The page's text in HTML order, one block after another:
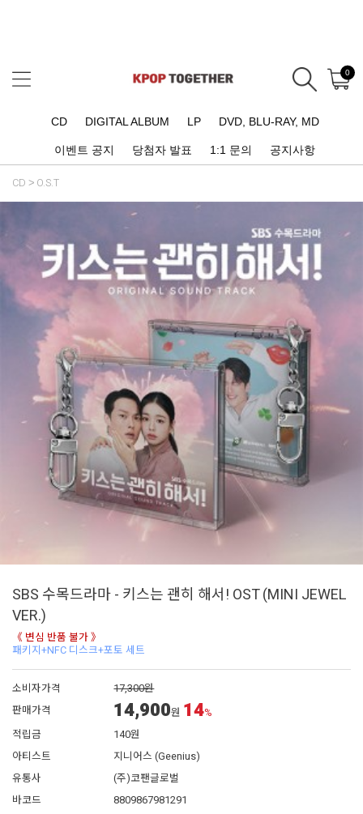
0
CD DIGITAL ALBUM LP DVD, BLU-RAY, MD
이벤트 공지 당첨자 발표 1:1 문의 공지사항
CD O.S.T
SBS 수목드라마 - 키스는 괜히 해서! OST (MINI JEWEL
VER.)
《 변심 반품 불가 》
패키지+NFC 디스크+포토 세트
소비자가격
17,300원
판매가격
14,900원 14%
적립금
140원
아티스트
지니어스 (Geenius)
유통사
(주)코팬글로벌
바코드
8809867981291